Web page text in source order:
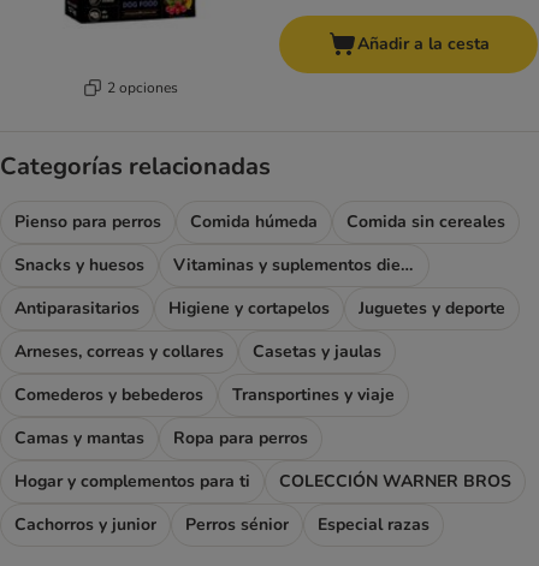
2 opciones
Añadir a la cesta
Categorías relacionadas
Pienso para perros Comida húmeda
Comida sin cereales
Snacks y huesos
Vitaminas y suplementos dietéticos
Antiparasitarios
Higiene y cortapelos
Juguetes y deporte
Arneses, correas y collares
Casetas y jaulas
Comederos y bebederos
Transportines y viaje
Camas y mantas
Ropa para perros
Hogar y complementos para ti
COLECCIÓN WARNER BROS
Cachorros y junior
Perros sénior Especial razas